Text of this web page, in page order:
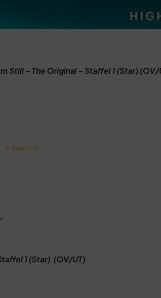
Still – The Original – Staffel 1 (Star) (OV/
1 (Star) (OV/UT)